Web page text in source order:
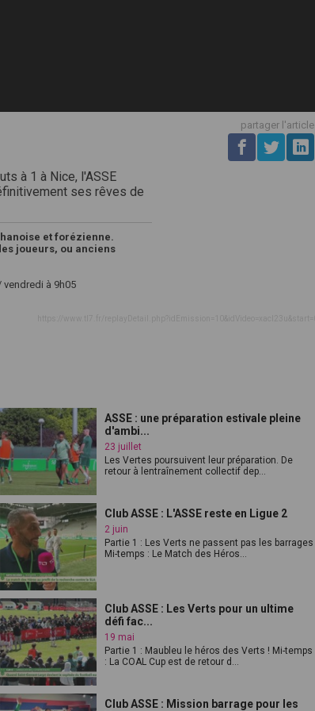
partager l'article
à 1 à Nice, l'ASSE
ses rêves de
et forézienne.
joueurs, ou anciens
vendredi à 9h05
ASSE : une préparation estivale pleine
d'ambi...
23 juillet
Les Vertes poursuivent leur préparation. De
retour à lentraînement collectif dep...
Club ASSE : L'ASSE reste en Ligue 2
2 juin
Partie 1 : Les Verts ne passent pas les barrages
Mi-temps : Le Match des Héros...
Club ASSE : Les Verts pour un ultime
défi fac...
19 mai
Partie 1 : Maubleu le héros des Verts ! Mi-temps
: La COAL Cup est de retour d...
Club ASSE : Mission barrage pour les